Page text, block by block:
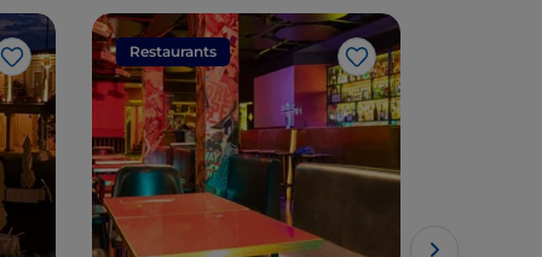
Like
Restaurants
Like